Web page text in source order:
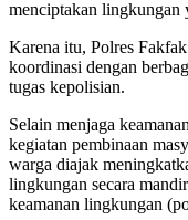
menciptakan lingkungan
Karena itu, Polres
koordinasi dengan
tugas kepolisian.
Selain menjaga
kegiatan pembinaan
warga diajak
lingkungan secara
keamanan lingkungan